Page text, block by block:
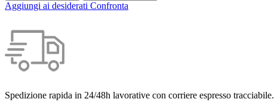
Aggiungi ai desiderati Confronta
Spedizione rapida in 24/48h lavorative con corriere espresso tracciabile.